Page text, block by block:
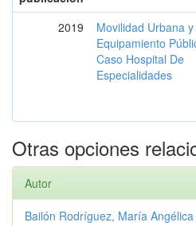
2019
Movilidad Urbana y
Equipamiento
Caso Hospital De
Especialidades
Otras opciones
Autor
Bailón Rodríguez, María Angélica